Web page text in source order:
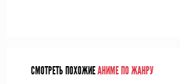
СМОТРЕТЬ ПОХОЖИЕАНИМЕ ПО ЖАНРУ